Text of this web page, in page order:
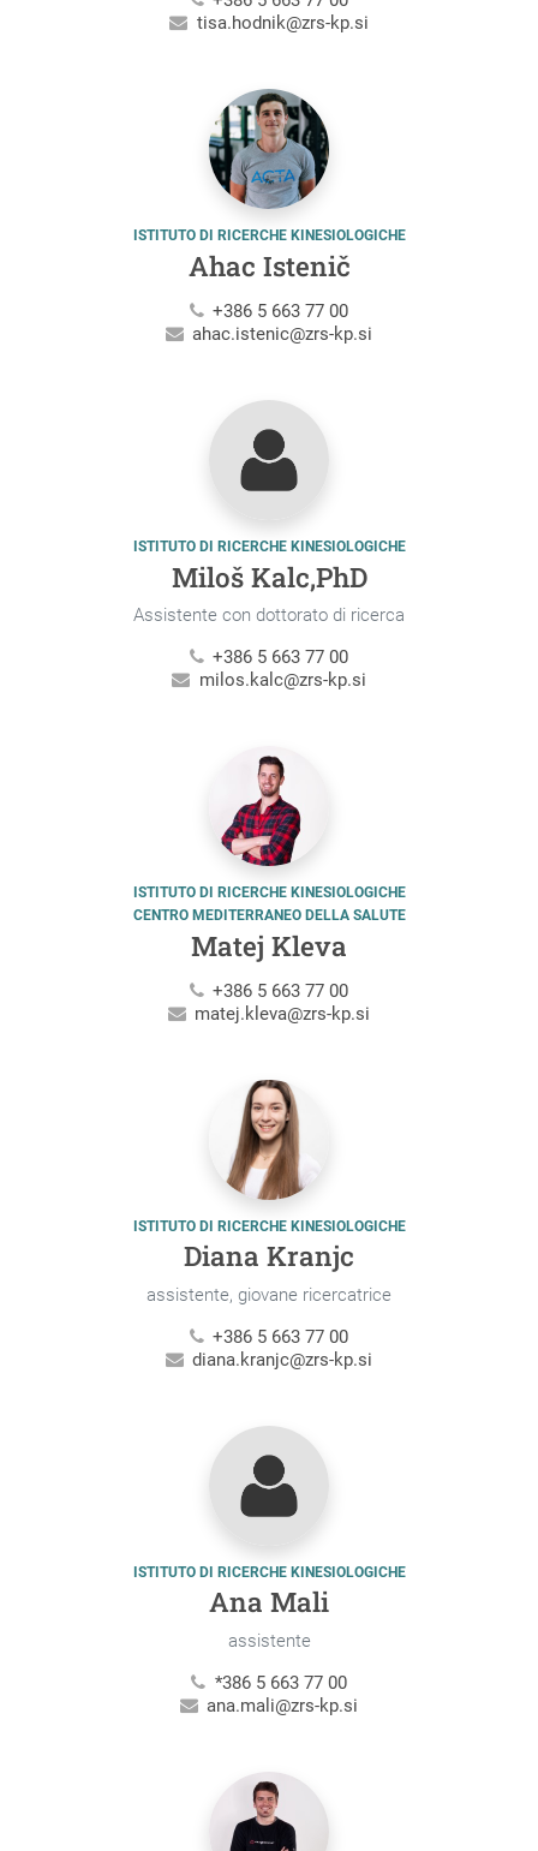
tisa.hodnik@zrs-kp.si
ISTITUTO DI RICERCHE KINESIOLOGICHE
Ahac Istenič
+386 5 663 77 00
ahac.istenic@zrs-kp.si
ISTITUTO DI RICERCHE KINESIOLOGICHE
Miloš Kalc,PhD
Assistente con dottorato di ricerca
+386 5 663 77 00
milos.kalc@zrs-kp.si
ISTITUTO DI RICERCHE KINESIOLOGICHE
CENTRO MEDITERRANEO DELLA SALUTE
Matej Kleva
+386 5 663 77 00
matej.kleva@zrs-kp.si
ISTITUTO DI RICERCHE KINESIOLOGICHE
Diana Kranjc
assistente, giovane ricercatrice
+386 5 663 77 00
diana.kranjc@zrs-kp.si
ISTITUTO DI RICERCHE KINESIOLOGICHE
Ana Mali
assistente
*386 5 663 77 00
ana.mali@zrs-kp.si